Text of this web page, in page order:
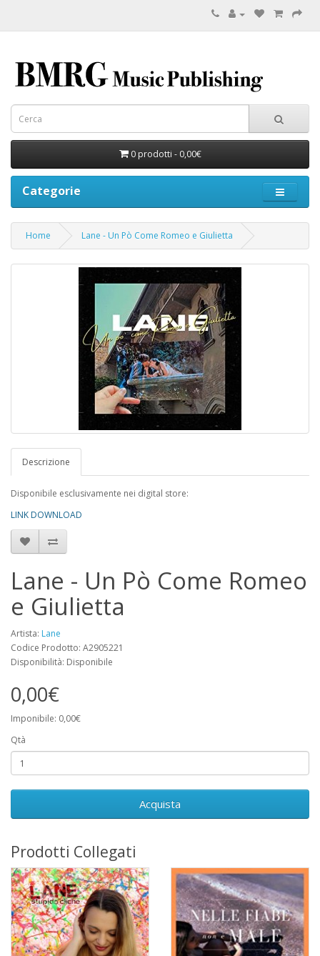
0 prodotti - 0,00€
Categorie
Home Lane - Un Pò Come Romeo e Giulietta
Descrizione
Disponibile esclusivamente nei digital store:
LINK DOWNLOAD
Lane - Un Pò Come Romeo
e Giulietta
Artista: Lane
Codice Prodotto: A2905221
Disponibilità: Disponibile
0,00€
Imponibile: 0,00€
Qtà
Acquista
Prodotti Collegati